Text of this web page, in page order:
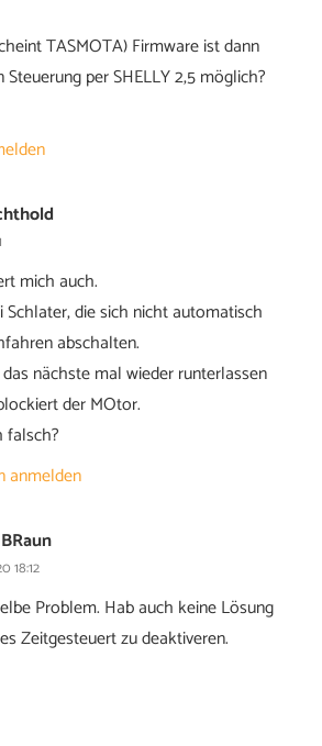
TASMOTA) Firmware ist dann
per SHELLY 2,5 möglich?
mich auch.
Schlater, die sich nicht automatisch
abschalten.
nächste mal wieder runterlassen
der MOtor.
falsch?
anmelden
18:12
Problem. Hab auch keine Lösung
Zeitgesteuert zu deaktiveren.